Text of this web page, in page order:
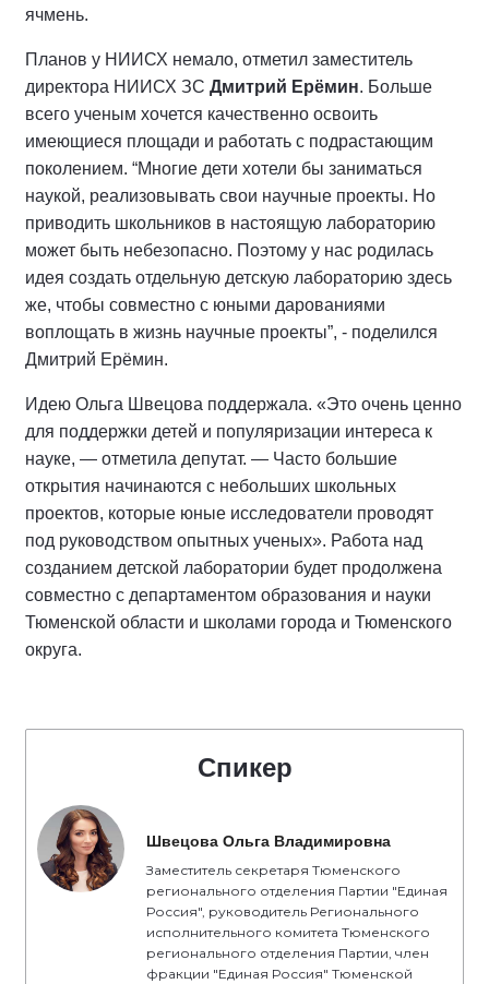
ячмень.
Планов у НИИСХ немало, отметил заместитель
директора НИИСХ ЗС Дмитрий Ерёмин. Больше
всего ученым хочется качественно освоить
имеющиеся площади и работать с подрастающим
поколением. “Многие дети хотели бы заниматься
наукой, реализовывать свои научные проекты. Но
приводить школьников в настоящую лабораторию
может быть небезопасно. Поэтому у нас родилась
идея создать отдельную детскую лабораторию здесь
же, чтобы совместно с юными дарованиями
воплощать в жизнь научные проекты”, - поделился
Дмитрий Ерёмин.
Идею Ольга Швецова поддержала. «Это очень ценно
для поддержки детей и популяризации интереса к
науке, — отметила депутат. — Часто большие
открытия начинаются с небольших школьных
проектов, которые юные исследователи проводят
под руководством опытных ученых». Работа над
созданием детской лаборатории будет продолжена
совместно с департаментом образования и науки
Тюменской области и школами города и Тюменского
округа.
Спикер
Швецова Ольга Владимировна
Заместитель секретаря Тюменского
регионального отделения Партии "Единая
Россия", руководитель Регионального
исполнительного комитета Тюменского
регионального отделения Партии, член
фракции "Единая Россия" Тюменской